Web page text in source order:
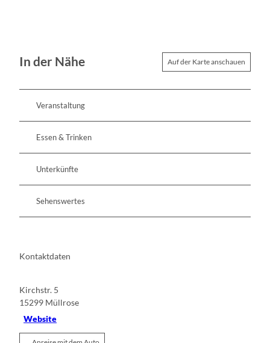
In der Nähe Auf der Karte anschauen
Veranstaltung
Essen & Trinken
Unterkünfte
Sehenswertes
Kontaktdaten
Kirchstr. 5
15299 Müllrose
Website